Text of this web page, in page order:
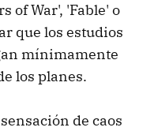
of War', 'Fable' o
que los estudios
mínimamente
los planes.
de caos